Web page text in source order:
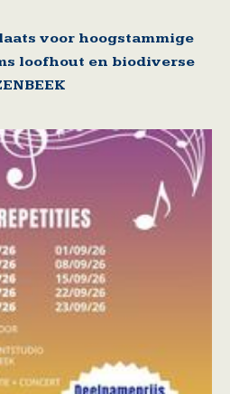
voor hoogstammige
loofhout en biodiverse